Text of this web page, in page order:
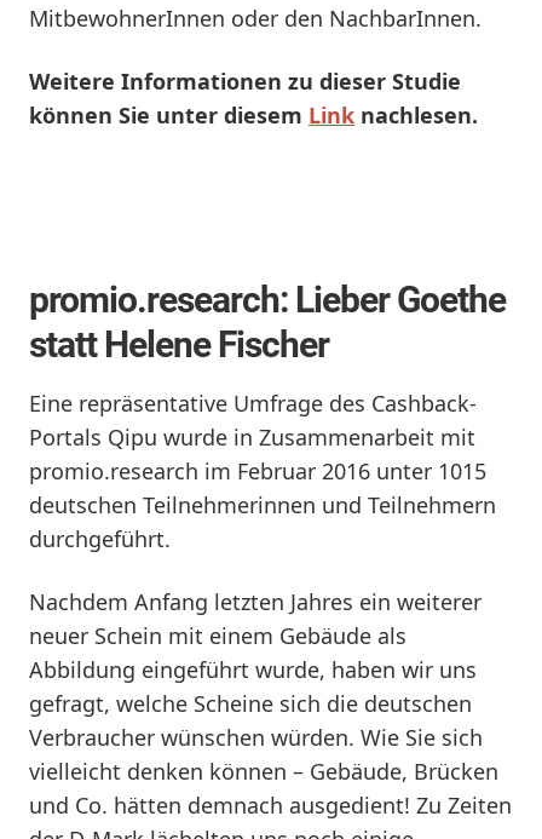
MitbewohnerInnen oder den NachbarInnen.
Weitere Informationen zu dieser Studie
können Sie unter diesem Link nachlesen.
promio.research: Lieber Goethe
statt Helene Fischer
Eine repräsentative Umfrage des Cashback-
Portals Qipu wurde in Zusammenarbeit mit
promio.research im Februar 2016 unter 1015
deutschen Teilnehmerinnen und Teilnehmern
durchgeführt.
Nachdem Anfang letzten Jahres ein weiterer
neuer Schein mit einem Gebäude als
Abbildung eingeführt wurde, haben wir uns
gefragt, welche Scheine sich die deutschen
Verbraucher wünschen würden. Wie Sie sich
vielleicht denken können – Gebäude, Brücken
und Co. hätten demnach ausgedient! Zu Zeiten